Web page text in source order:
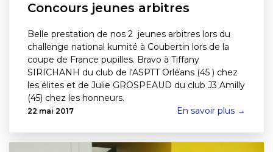
Concours jeunes arbitres
Belle prestation de nos 2 jeunes arbitres lors du
challenge national kumité à Coubertin lors de la
coupe de France pupilles. Bravo à Tiffany
SIRICHANH du club de l'ASPTT Orléans (45 ) chez
les élites et de Julie GROSPEAUD du club J3 Amilly
(45) chez les honneurs.
22 mai 2017 En savoir plus →